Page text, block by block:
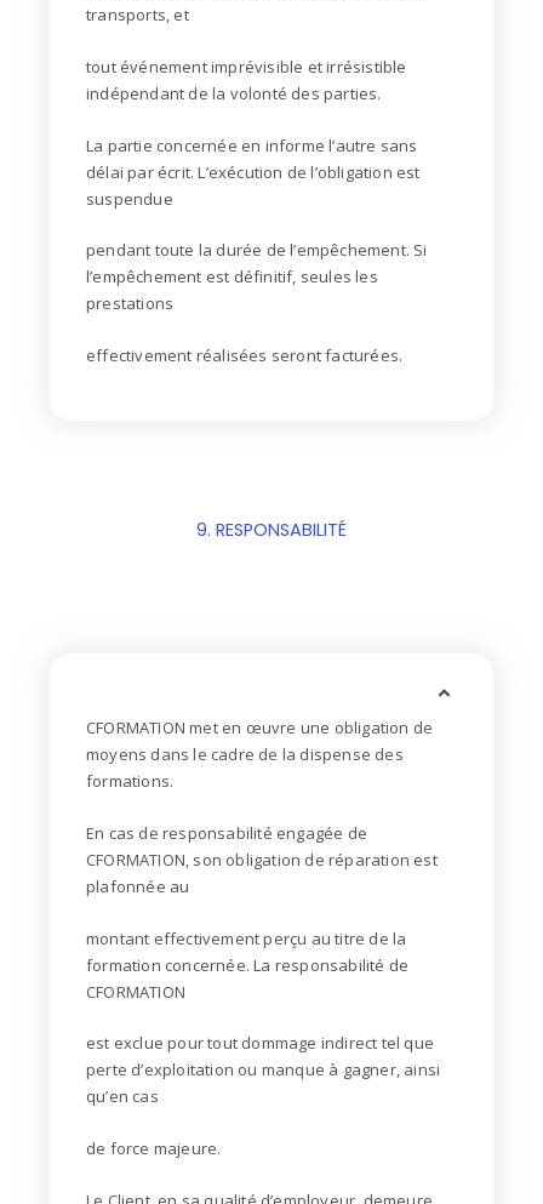
transports, et
tout événement imprévisible et irrésistible
indépendant de la volonté des parties.
La partie concernée en informe l’autre sans
délai par écrit. L’exécution de l’obligation est
suspendue
pendant toute la durée de l’empêchement. Si
l’empêchement est définitif, seules les
prestations
effectivement réalisées seront facturées.
9. RESPONSABILITÉ
CFORMATION met en œuvre une obligation de
moyens dans le cadre de la dispense des
formations.
En cas de responsabilité engagée de
CFORMATION, son obligation de réparation est
plafonnée au
montant effectivement perçu au titre de la
formation concernée. La responsabilité de
CFORMATION
est exclue pour tout dommage indirect tel que
perte d’exploitation ou manque à gagner, ainsi
qu’en cas
de force majeure.